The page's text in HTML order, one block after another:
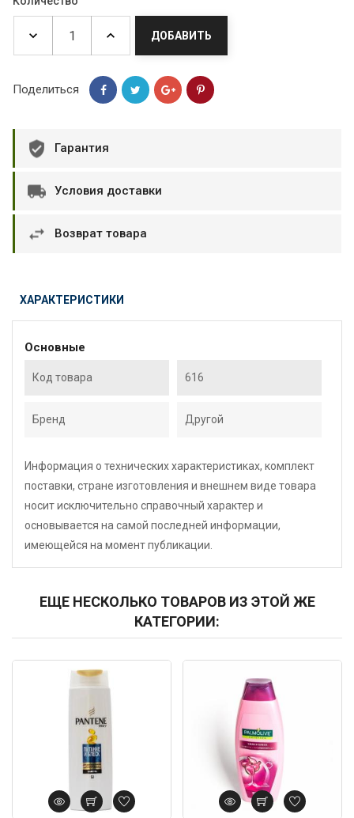
ДОБАВИТЬ
Поделиться
Гарантия
Условия доставки
Возврат товара
ХАРАКТЕРИСТИКИ
Основные
Код товара 616
Бренд Другой
Информация о технических характеристиках, комплект
поставки, стране изготовления и внешнем виде товара
носит исключительно справочный характер и
основывается на самой последней информации,
имеющейся на момент публикации.
ЕЩЕ НЕСКОЛЬКО ТОВАРОВ ИЗ ЭТОЙ ЖЕ
КАТЕГОРИИ: